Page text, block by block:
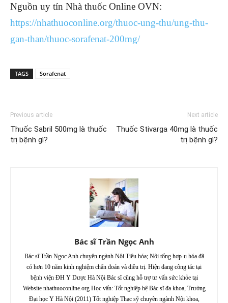
Nguồn uy tín Nhà thuốc Online OVN:
https://nhathuoconline.org/thuoc-ung-thu/ung-thu-
gan-than/thuoc-sorafenat-200mg/
TAGS Sorafenat
Previous article
Thuốc Sabril 500mg là thuốc
trị bệnh gì?
Next article
Thuốc Stivarga 40mg là thuốc
trị bệnh gì?
Bác sĩ Trần Ngọc Anh
Bác sĩ Trần Ngọc Anh chuyên ngành Nội Tiêu hóa; Nội tổng hợp-u hóa đã
có hơn 10 năm kinh nghiệm chẩn đoán và điều trị. Hiện đang công tác tại
bệnh viện ĐH Y Dược Hà Nội Bác sĩ cũng hỗ trợ tư vấn sức khỏe tại
Website nhathuoconline.org Học vấn: Tốt nghiệp hệ Bác sĩ đa khoa, Trường
Đại học Y Hà Nội (2011) Tốt nghiệp Thạc sỹ chuyên ngành Nội khoa,